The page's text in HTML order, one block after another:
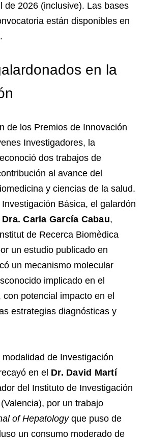
de 2026 (inclusive). Las bases
están disponibles en
en la
de los Premios de Innovación
Investigadores, la
dos trabajos de
al avance del
y ciencias de la salud.
Básica, el galardón
Dra. Carla García Cabau,
de Recerca Biomèdica
un estudio publicado en
un mecanismo molecular
implicado en el
potencial impacto en el
estrategias diagnósticas y
de Investigación
en el Dr. David Martí
del Instituto de Investigación
por un trabajo
of Hepatologyque puso de
un consumo moderado de